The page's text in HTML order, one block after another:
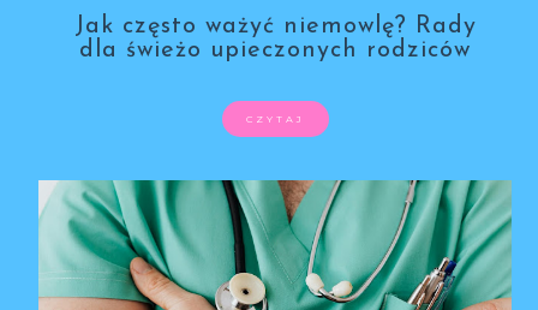
Jak często ważyć niemowlę? Rady
dla świeżo upieczonych rodziców
CZYTAJ